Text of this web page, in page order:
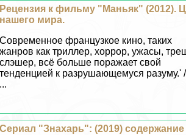
Рецензия к фильму "Маньяк" (2012).
нашего мира.
Современное французкое кино, таких
жанров как триллер, хоррор, ужасы,
слэшер, всё больше поражает свой
тенденцией к разрушающемуся разуму.'
...
Сериал "Знахарь": (2019) содержание